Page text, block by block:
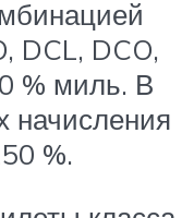
DCL, DCO,
% миль. В
начисления
%.